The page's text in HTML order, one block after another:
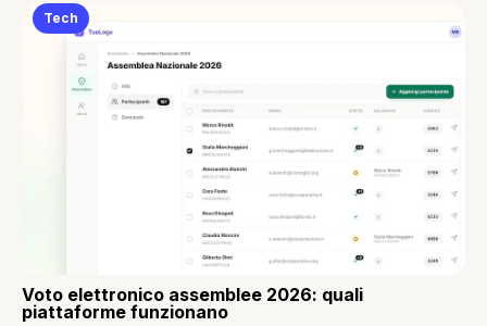
Tech
Voto elettronico assemblee 2026: quali
piattaforme funzionano